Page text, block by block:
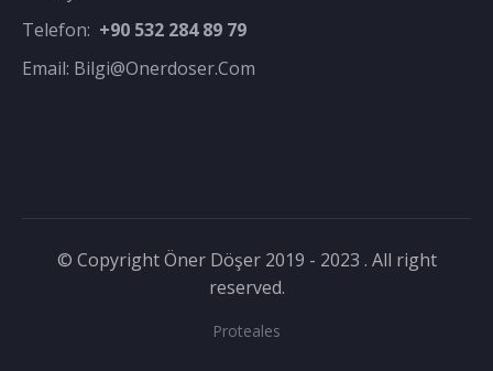
Telefon: +90 532 284 89 79
Email: Bilgi@onerdoser.com
© Copyright Öner Döşer 2019 - 2023 . All right
reserved.
Proteales